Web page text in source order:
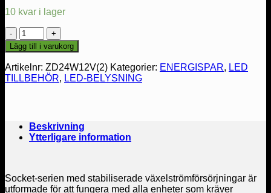
priset
var:
99 kr.
10 kvar i lager
stabiliserat
nätaggregat
2A
24W
12V
mängd
Lägg till i varukorg
Artikelnr: ZD24W12V(2) Kategorier: ENERGISPAR, LED
TILLBEHÖR, LED-BELYSNING
Beskrivning
Ytterligare information
Socket-serien med stabiliserade växelströmförsörjningar är
utformade för att fungera med alla enheter som kräver